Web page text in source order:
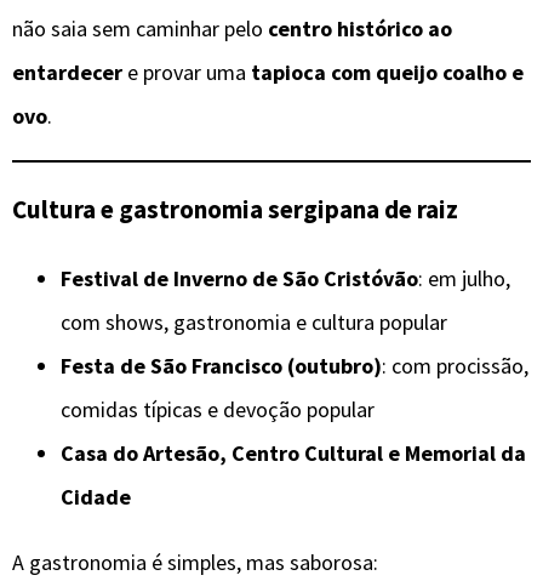
não saia sem caminhar pelo centro histórico ao
entardecer e provar uma tapioca com queijo coalho e
ovo.
Cultura e gastronomia sergipana de raiz
Festival de Inverno de São Cristóvão: em julho,
com shows, gastronomia e cultura popular
Festa de São Francisco (outubro): com procissão,
comidas típicas e devoção popular
Casa do Artesão, Centro Cultural e Memorial da
Cidade
A gastronomia é simples, mas saborosa: